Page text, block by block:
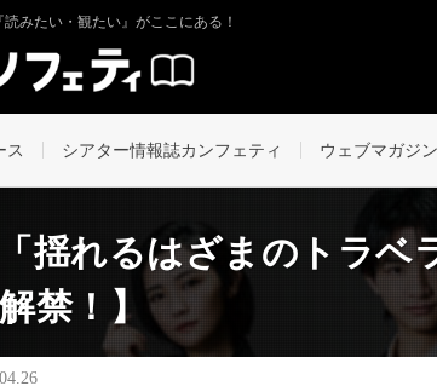
みたい・観たい』がここにある！
ス シアター情報誌カンフェティ ウェブマガジ
揺れるはざまのトラベ
禁！】